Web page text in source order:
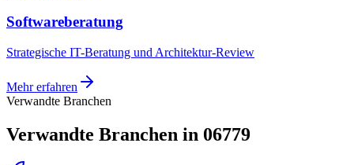
Softwareberatung
Strategische IT-Beratung und Architektur-Review
Mehr erfahren
Verwandte Branchen
Verwandte Branchen in 06779